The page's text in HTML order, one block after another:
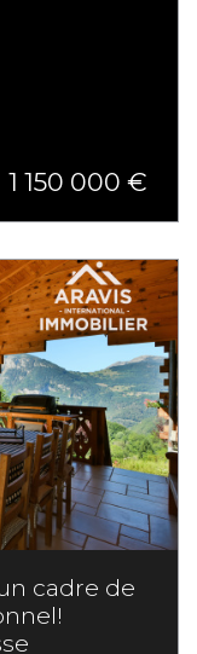
1 150 000 €
cadre de